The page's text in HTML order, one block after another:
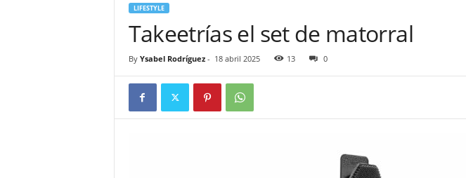
LIFESTYLE
Takeetrías el set de matorral
By Ysabel Rodríguez- 18 abril 2025 13 0